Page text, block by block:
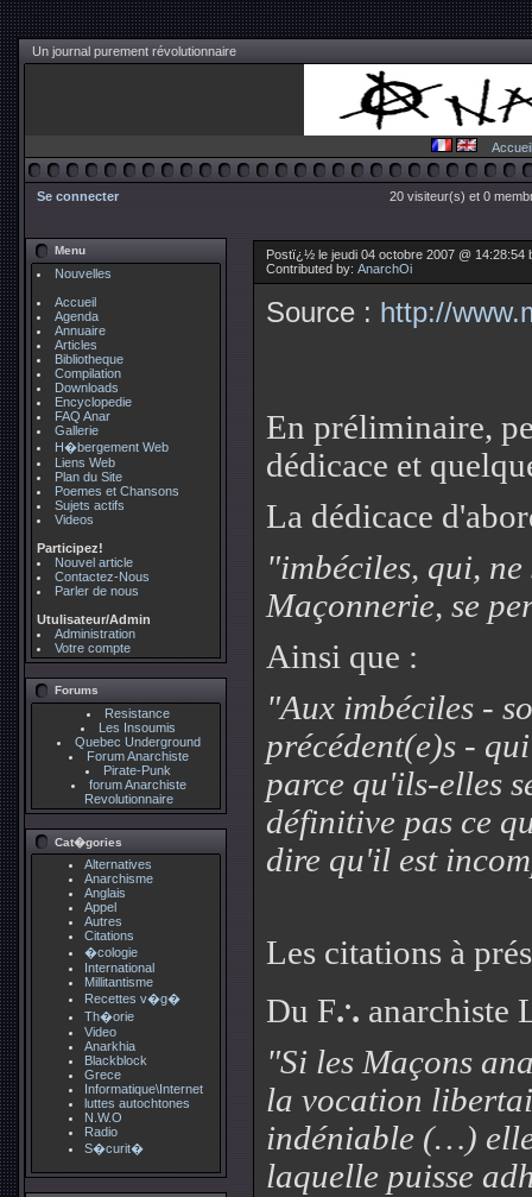
Un journal purement révolutionnaire
Accueil
Se connecter 20 visiteur(s) et 0
Menu
Nouvelles
Accueil
Agenda
Annuaire
Articles
Bibliotheque
Compilation
Downloads
Encyclopedie
FAQ Anar
Gallerie
H�bergement Web
Liens Web
Plan du Site
Poemes et Chansons
Sujets actifs
Videos
Participez!
Nouvel article
Contactez-Nous
Parler de nous
Utulisateur/Admin
Administration
Votre compte
Forums
Resistance
Les Insoumis
Quebec Underground
Forum Anarchiste
Pirate-Punk
forum Anarchiste
Revolutionnaire
Cat�gories
Alternatives
Anarchisme
Anglais
Appel
Autres
Citations
�cologie
International
Millitantisme
Recettes v�g�
Th�orie
Video
Anarkhia
Blackblock
Grece
Informatique\Internet
luttes autochtones
N.W.O
Radio
S�curit�
Postï¿½ le jeudi 04 octobre 2007 @ 14:28:54
Contributed by: AnarchOi
Source : http://
En préliminaire,
dédicace et
La dédicace
"imbéciles, qui,
Maçonnerie, se
Ainsi que :
"Aux imbéciles -
précédent(e)s -
parce qu'ils-elles
définitive pas ce
dire qu'il est
Les citations à
Du F... anarchiste
"Si les Maçons
la vocation
indéniable (…)
laquelle puisse